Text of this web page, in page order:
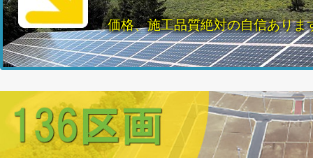
価格、施工品質絶対の自信ありま